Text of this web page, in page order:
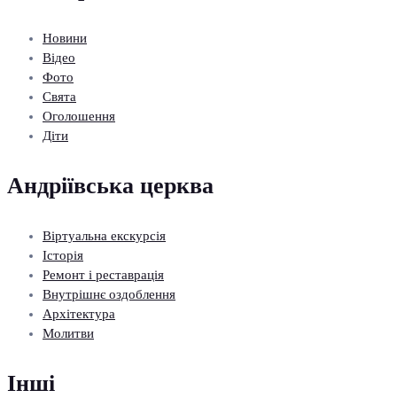
Новини
Відео
Фото
Свята
Оголошення
Діти
Андріївська церква
Віртуальна екскурсія
Історія
Ремонт і реставрація
Внутрішнє оздоблення
Архітектура
Молитви
Інші